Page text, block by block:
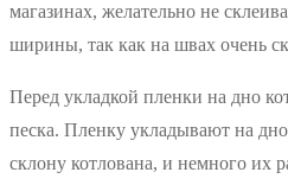
магазинах, желательно не
ширины, так как на швах очень
Перед укладкой пленки на дно
песка. Пленку укладывают на
склону котлована, и немного их